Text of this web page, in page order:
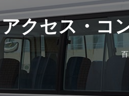
アクセス・コ